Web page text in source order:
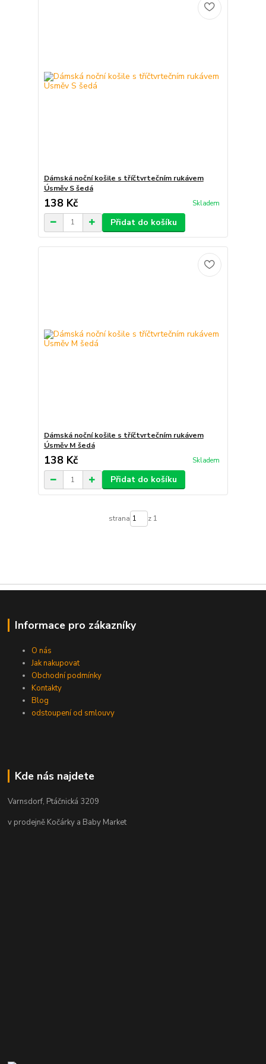
Dámská noční košile s tříčtvrtečním rukávem
Úsměv S šedá
138 Kč Skladem
Přidat do košíku
Dámská noční košile s tříčtvrtečním rukávem
Úsměv M šedá
138 Kč Skladem
Přidat do košíku
strana z 1
Informace pro zákazníky
O nás
Jak nakupovat
Obchodní podmínky
Kontakty
Blog
odstoupení od smlouvy
Kde nás najdete
Varnsdorf, Ptáčnická 3209
v prodejně Kočárky a Baby Market